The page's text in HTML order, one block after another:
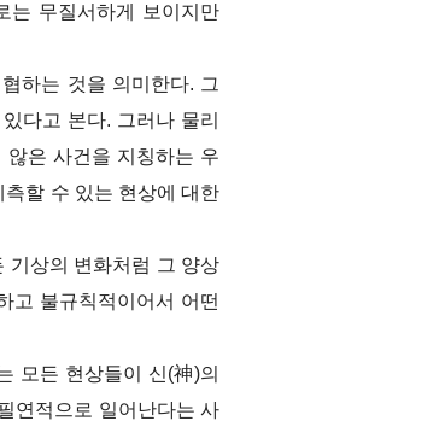
는 무질서하게 보이지만
하는 것을 의미한다. 그
다고 본다. 그러나 물리
않은 사건을 지칭하는 우
할 수 있는 현상에 대한
기상의 변화처럼 그 양상
고 불규칙적이어서 어떤
모든 현상들이 신(神)의
연적으로 일어난다는 사